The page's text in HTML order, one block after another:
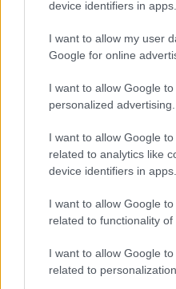
device identifiers in apps.
I want to allow my user
Google for online
I want to allow Google
personalized advertising.
I want to allow Google
related to analytics like
device identifiers in apps.
I want to allow Google
related to functionality of
I want to allow Google
related to personalization.